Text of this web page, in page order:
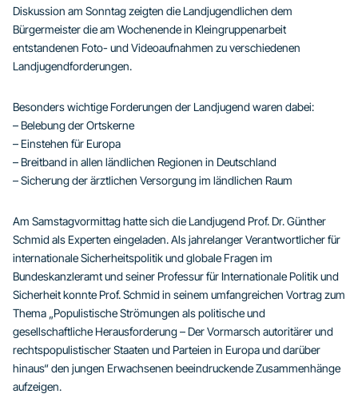
Diskussion am Sonntag zeigten die Landjugendlichen dem
Bürgermeister die am Wochenende in Kleingruppenarbeit
entstandenen Foto- und Videoaufnahmen zu verschiedenen
Landjugendforderungen.
Besonders wichtige Forderungen der Landjugend waren dabei:
– Belebung der Ortskerne
– Einstehen für Europa
– Breitband in allen ländlichen Regionen in Deutschland
– Sicherung der ärztlichen Versorgung im ländlichen Raum
Am Samstagvormittag hatte sich die Landjugend Prof. Dr. Günther
Schmid als Experten eingeladen. Als jahrelanger Verantwortlicher für
internationale Sicherheitspolitik und globale Fragen im
Bundeskanzleramt und seiner Professur für Internationale Politik und
Sicherheit konnte Prof. Schmid in seinem umfangreichen Vortrag zum
Thema „Populistische Strömungen als politische und
gesellschaftliche Herausforderung – Der Vormarsch autoritärer und
rechtspopulistischer Staaten und Parteien in Europa und darüber
hinaus“ den jungen Erwachsenen beeindruckende Zusammenhänge
aufzeigen.